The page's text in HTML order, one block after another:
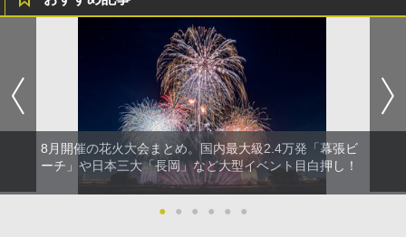
8月開催の花火大会まとめ。国内最大級2.4万発「幕張ビ
ーチ」や日本三大「長岡」など大型イベント目白押し！
● ● ● ● ● ●